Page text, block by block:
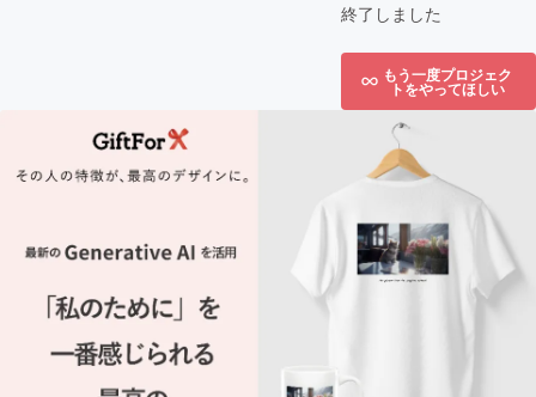
終了しました
もう一度プロジェク
トをやってほしい